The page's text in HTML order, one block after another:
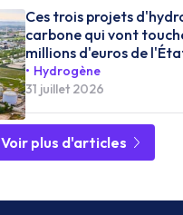
Ces trois projets
carbone qui vont
millions d'euros de
Hydrogène
31 juillet 2026
Voir plus d'articles